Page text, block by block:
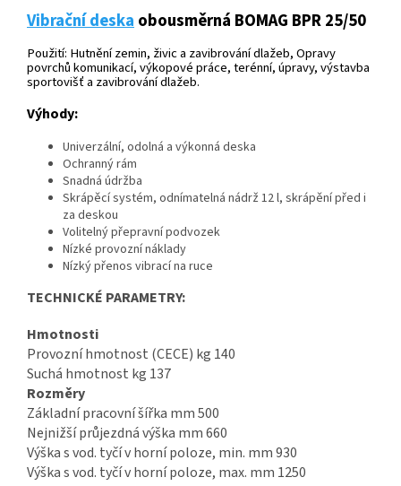
Vibrační deskaobousměrná BOMAG BPR 25/50
Použití: Hutnění zemin, živic a zavibrování dlažeb, Opravy
povrchů komunikací, výkopové práce, terénní, úpravy, výstavba
sportovišť a zavibrování dlažeb.
Výhody:
Univerzální, odolná a výkonná deska
Ochranný rám
Snadná údržba
Skrápěcí systém, odnímatelná nádrž 12 l, skrápění před i
za deskou
Volitelný přepravní podvozek
Nízké provozní náklady
Nízký přenos vibrací na ruce
TECHNICKÉ PARAMETRY:
Hmotnosti
Provozní hmotnost (CECE) kg 140
Suchá hmotnost kg 137
Rozměry
Základní pracovní šířka mm 500
Nejnižší průjezdná výška mm 660
Výška s vod. tyčí v horní poloze, min. mm 930
Výška s vod. tyčí v horní poloze, max. mm 1250